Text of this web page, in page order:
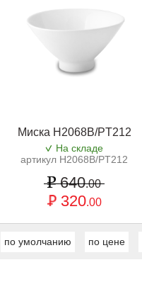
Миска H2068B/PT212
На складе
артикул H2068B/PT212
640.00
320.00
по умолчанию по цене